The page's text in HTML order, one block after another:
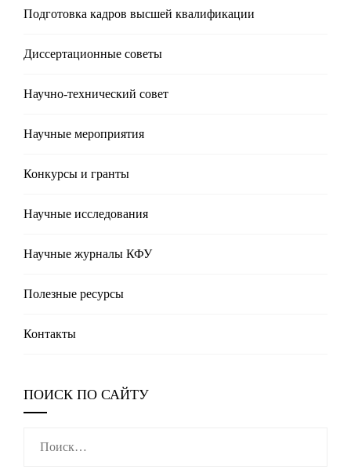
Подготовка кадров высшей квалификации
Диссертационные советы
Научно-технический совет
Научные мероприятия
Конкурсы и гранты
Научные исследования
Научные журналы КФУ
Полезные реcурсы
Контакты
ПОИСК ПО САЙТУ